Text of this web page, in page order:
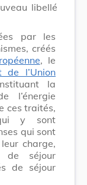
libellé
par les
créés
, le
de l’Union
la
l’énergie
ces traités,
y sont
qui sont
charge,
de séjour
de séjour